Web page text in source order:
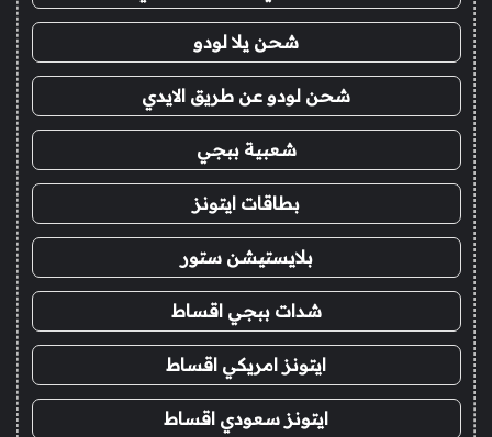
شحن يلا لودو
شحن لودو عن طريق الايدي
شعبية ببجي
بطاقات ايتونز
بلايستيشن ستور
شدات ببجي اقساط
ايتونز امريكي اقساط
ايتونز سعودي اقساط